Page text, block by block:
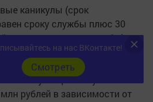
каникулы (срок
сроку службы плюс 30
после окончания службы);
бесплатного образования
получает
рублей в зависимости от
на нас ВКонтакте!
Cмотреть